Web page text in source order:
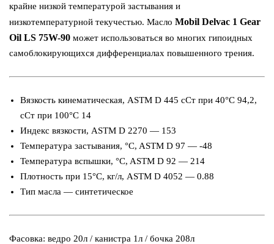
крайне низкой температурой застывания и
низкотемпературной текучестью. Масло Mobil Delvac 1 Gear
Oil LS 75W-90 может использоваться во многих гипоидных
самоблокирующихся дифференциалах повышенного трения.
Вязкость кинематическая, ASTM D 445 сСт при 40°C 94,2,
сСт при 100°С 14
Индекс вязкости, ASTM D 2270 — 153
Температура застывания, °C, ASTM D 97 — -48
Температура вспышки, °C, ASTM D 92 — 214
Плотность при 15°С, кг/л, ASTM D 4052 — 0.88
Тип масла — синтетическое
Фасовка: ведро 20л / канистра 1л / бочка 208л